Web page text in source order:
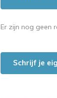
Er zijn nog geen
Schrijf je